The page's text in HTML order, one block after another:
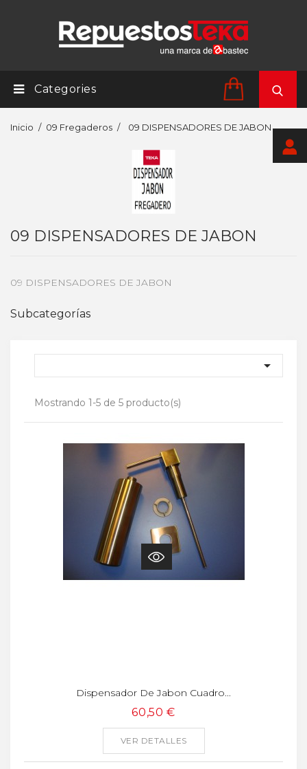
Categories
Inicio 09 Fregaderos 09 DISPENSADORES DE JABON
09 DISPENSADORES DE JABON
09 DISPENSADORES DE JABON
Subcategorías

Mostrando 1-5 de 5 producto(s)
Dispensador De Jabon Cuadro...
60,50 €
VER DETALLES